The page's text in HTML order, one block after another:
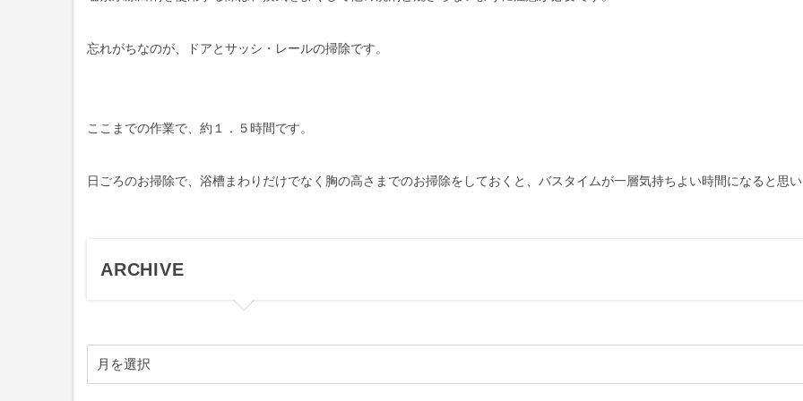
忘れがちなのが、ドアとサッシ・レールの掃除です。
ここまでの作業で、約１．５時間です。
日ごろのお掃除で、浴槽まわりだけでなく胸の高さまでのお掃除をしておくと、バスタイムが一層気持ちよい時間になると思
ARCHIVE